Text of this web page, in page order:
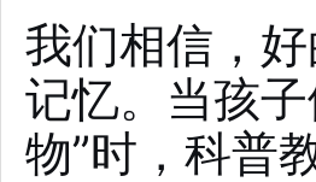
我们相信，
记忆。当孩
物”时，科普